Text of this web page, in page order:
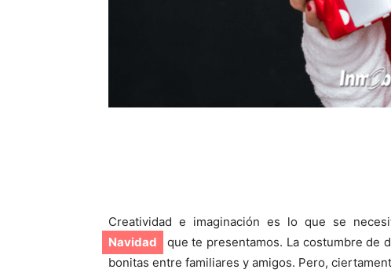
Creatividad e imaginación es lo que se
Navidad
que te presentamos. La costumbre de
bonitas entre familiares y amigos. Pero,